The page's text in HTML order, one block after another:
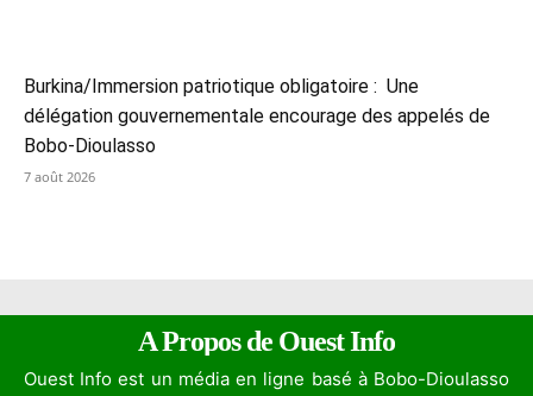
Burkina/Immersion patriotique obligatoire : Une
délégation gouvernementale encourage des appelés de
Bobo-Dioulasso
7 août 2026
A Propos de Ouest Info
Ouest Info est un média en ligne basé à Bobo-Dioulasso